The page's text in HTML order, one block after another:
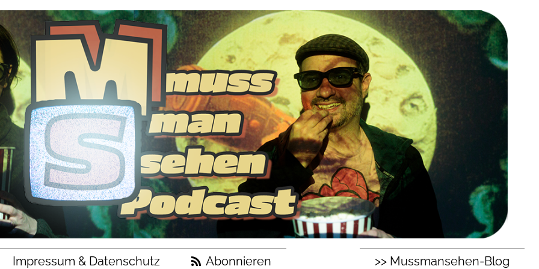
Impressum & Datenschutz Abonnieren >> Mussmansehen-Blog